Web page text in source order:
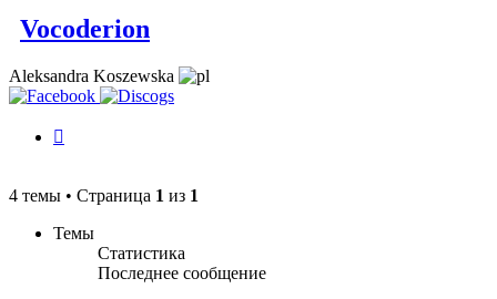
Vocoderion
Aleksandra Koszewska
4 темы • Страница 1 из 1
Темы
Статистика
Последнее сообщение